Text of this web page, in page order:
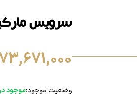
سرویس
وضعیت موجود:موجود در